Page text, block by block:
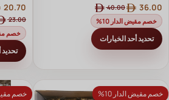
40.00 36.00
خصم مقيض الدار 10%
تحديد أحد الخيارات
23.00
20.70
خصم
خصم مقيض الدار 10% خصم مقيض